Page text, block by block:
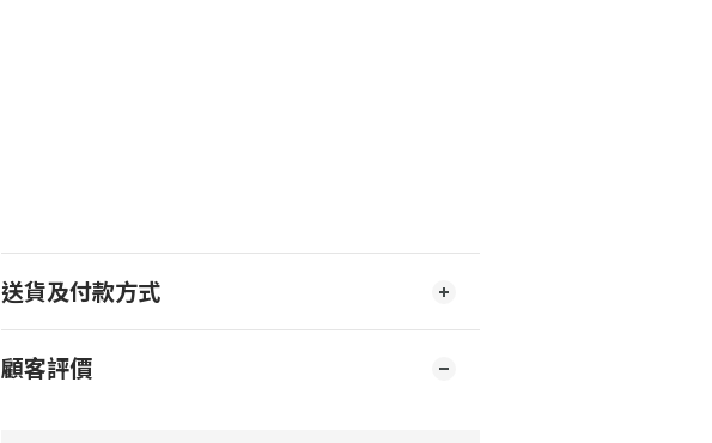
送貨及付款方式
顧客評價